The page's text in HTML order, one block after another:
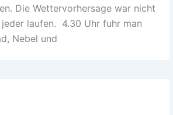
Die Wettervorhersage war nicht
laufen. 4.30 Uhr fuhr man
Nebel und